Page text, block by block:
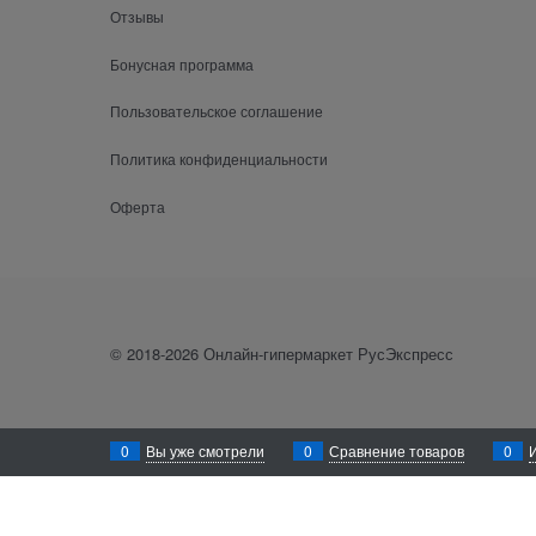
Отзывы
Бонусная программа
Пользовательское соглашение
Политика конфиденциальности
Оферта
© 2018-2026 Онлайн-гипермаркет РусЭкспресс
0 Вы уже смотрели 0 Сравнение товаров 0